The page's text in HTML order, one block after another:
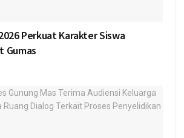
Perkuat Karakter Siswa
Gumas